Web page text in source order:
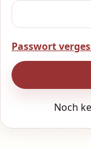
Passwort
Noch